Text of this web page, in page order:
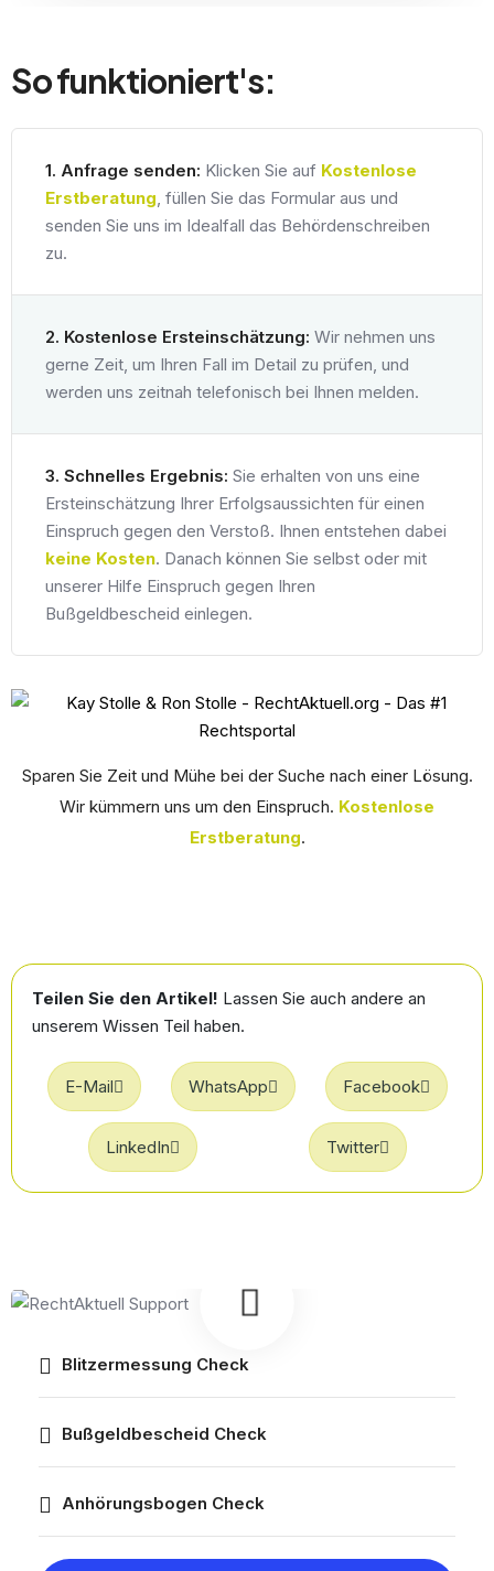
So funktioniert's:
1. Anfrage senden: Klicken Sie auf Kostenlose
Erstberatung, füllen Sie das Formular aus und
senden Sie uns im Idealfall das Behördenschreiben
zu.
2. Kostenlose Ersteinschätzung: Wir nehmen uns
gerne Zeit, um Ihren Fall im Detail zu prüfen, und
werden uns zeitnah telefonisch bei Ihnen melden.
3. Schnelles Ergebnis: Sie erhalten von uns eine
Ersteinschätzung Ihrer Erfolgsaussichten für einen
Einspruch gegen den Verstoß. Ihnen entstehen dabei
keine Kosten. Danach können Sie selbst oder mit
unserer Hilfe Einspruch gegen Ihren
Bußgeldbescheid einlegen.
Sparen Sie Zeit und Mühe bei der Suche nach einer Lösung.
Wir kümmern uns um den Einspruch. Kostenlose
Erstberatung.
Teilen Sie den Artikel! Lassen Sie auch andere an
unserem Wissen Teil haben.
E-Mail WhatsApp Facebook
LinkedIn Twitter
Blitzermessung Check
Bußgeldbescheid Check
Anhörungsbogen Check